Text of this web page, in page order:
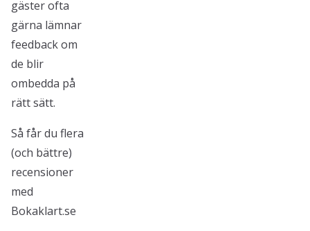
gäster ofta
gärna lämnar
feedback om
de blir
ombedda på
rätt sätt.
Så får du flera
(och bättre)
recensioner
med
Bokaklart.se